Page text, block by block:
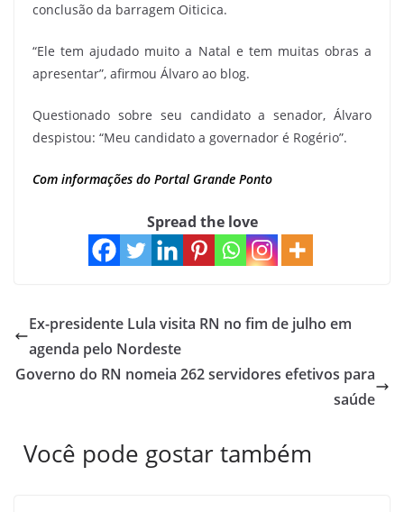
conclusão da barragem Oiticica.
“Ele tem ajudado muito a Natal e tem muitas obras a
apresentar”, afirmou Álvaro ao blog.
Questionado sobre seu candidato a senador, Álvaro
despistou: “Meu candidato a governador é Rogério”.
Com informações do Portal Grande Ponto
Spread the love
Ex-presidente Lula visita RN no fim de julho em
agenda pelo Nordeste
Governo do RN nomeia 262 servidores efetivos para
saúde
Você pode gostar também